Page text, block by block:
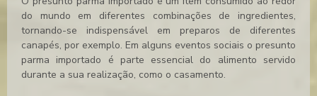
do mundo em diferentes combinações de ingredientes,
tornando-se indispensável em preparos de diferentes
canapés, por exemplo. Em alguns eventos sociais o presunto
parma importado é parte essencial do alimento servido
durante a sua realização, como o casamento.